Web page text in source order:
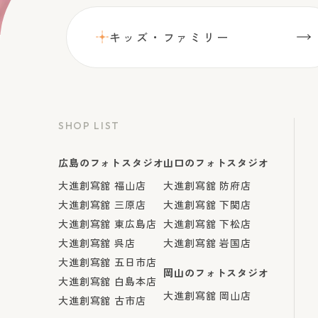
キッズ・ファミリー
SHOP LIST
広島のフォトスタジオ
大進創寫舘 福山店
大進創寫舘 三原店
大進創寫舘 東広島店
大進創寫舘 呉店
大進創寫舘 五日市店
大進創寫舘 白島本店
大進創寫舘 古市店
山口のフォトスタジオ
大進創寫舘 防府店
大進創寫舘 下関店
大進創寫舘 下松店
大進創寫舘 岩国店
岡山のフォトスタジオ
大進創寫舘 岡山店